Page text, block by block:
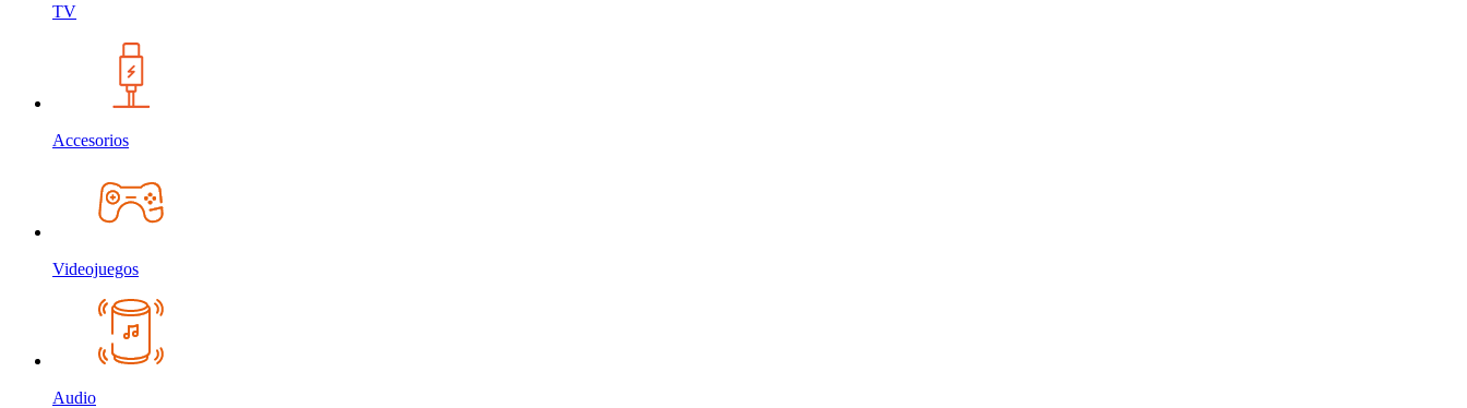
TV
Accesorios
Videojuegos
Audio